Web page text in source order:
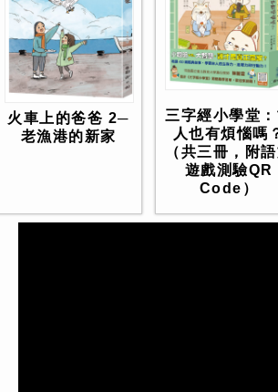
火車上的爸爸 2─
老漁港的新家
三字經小學堂
人也有煩惱嗎
（共三冊，附
遊戲測驗QR
Code）